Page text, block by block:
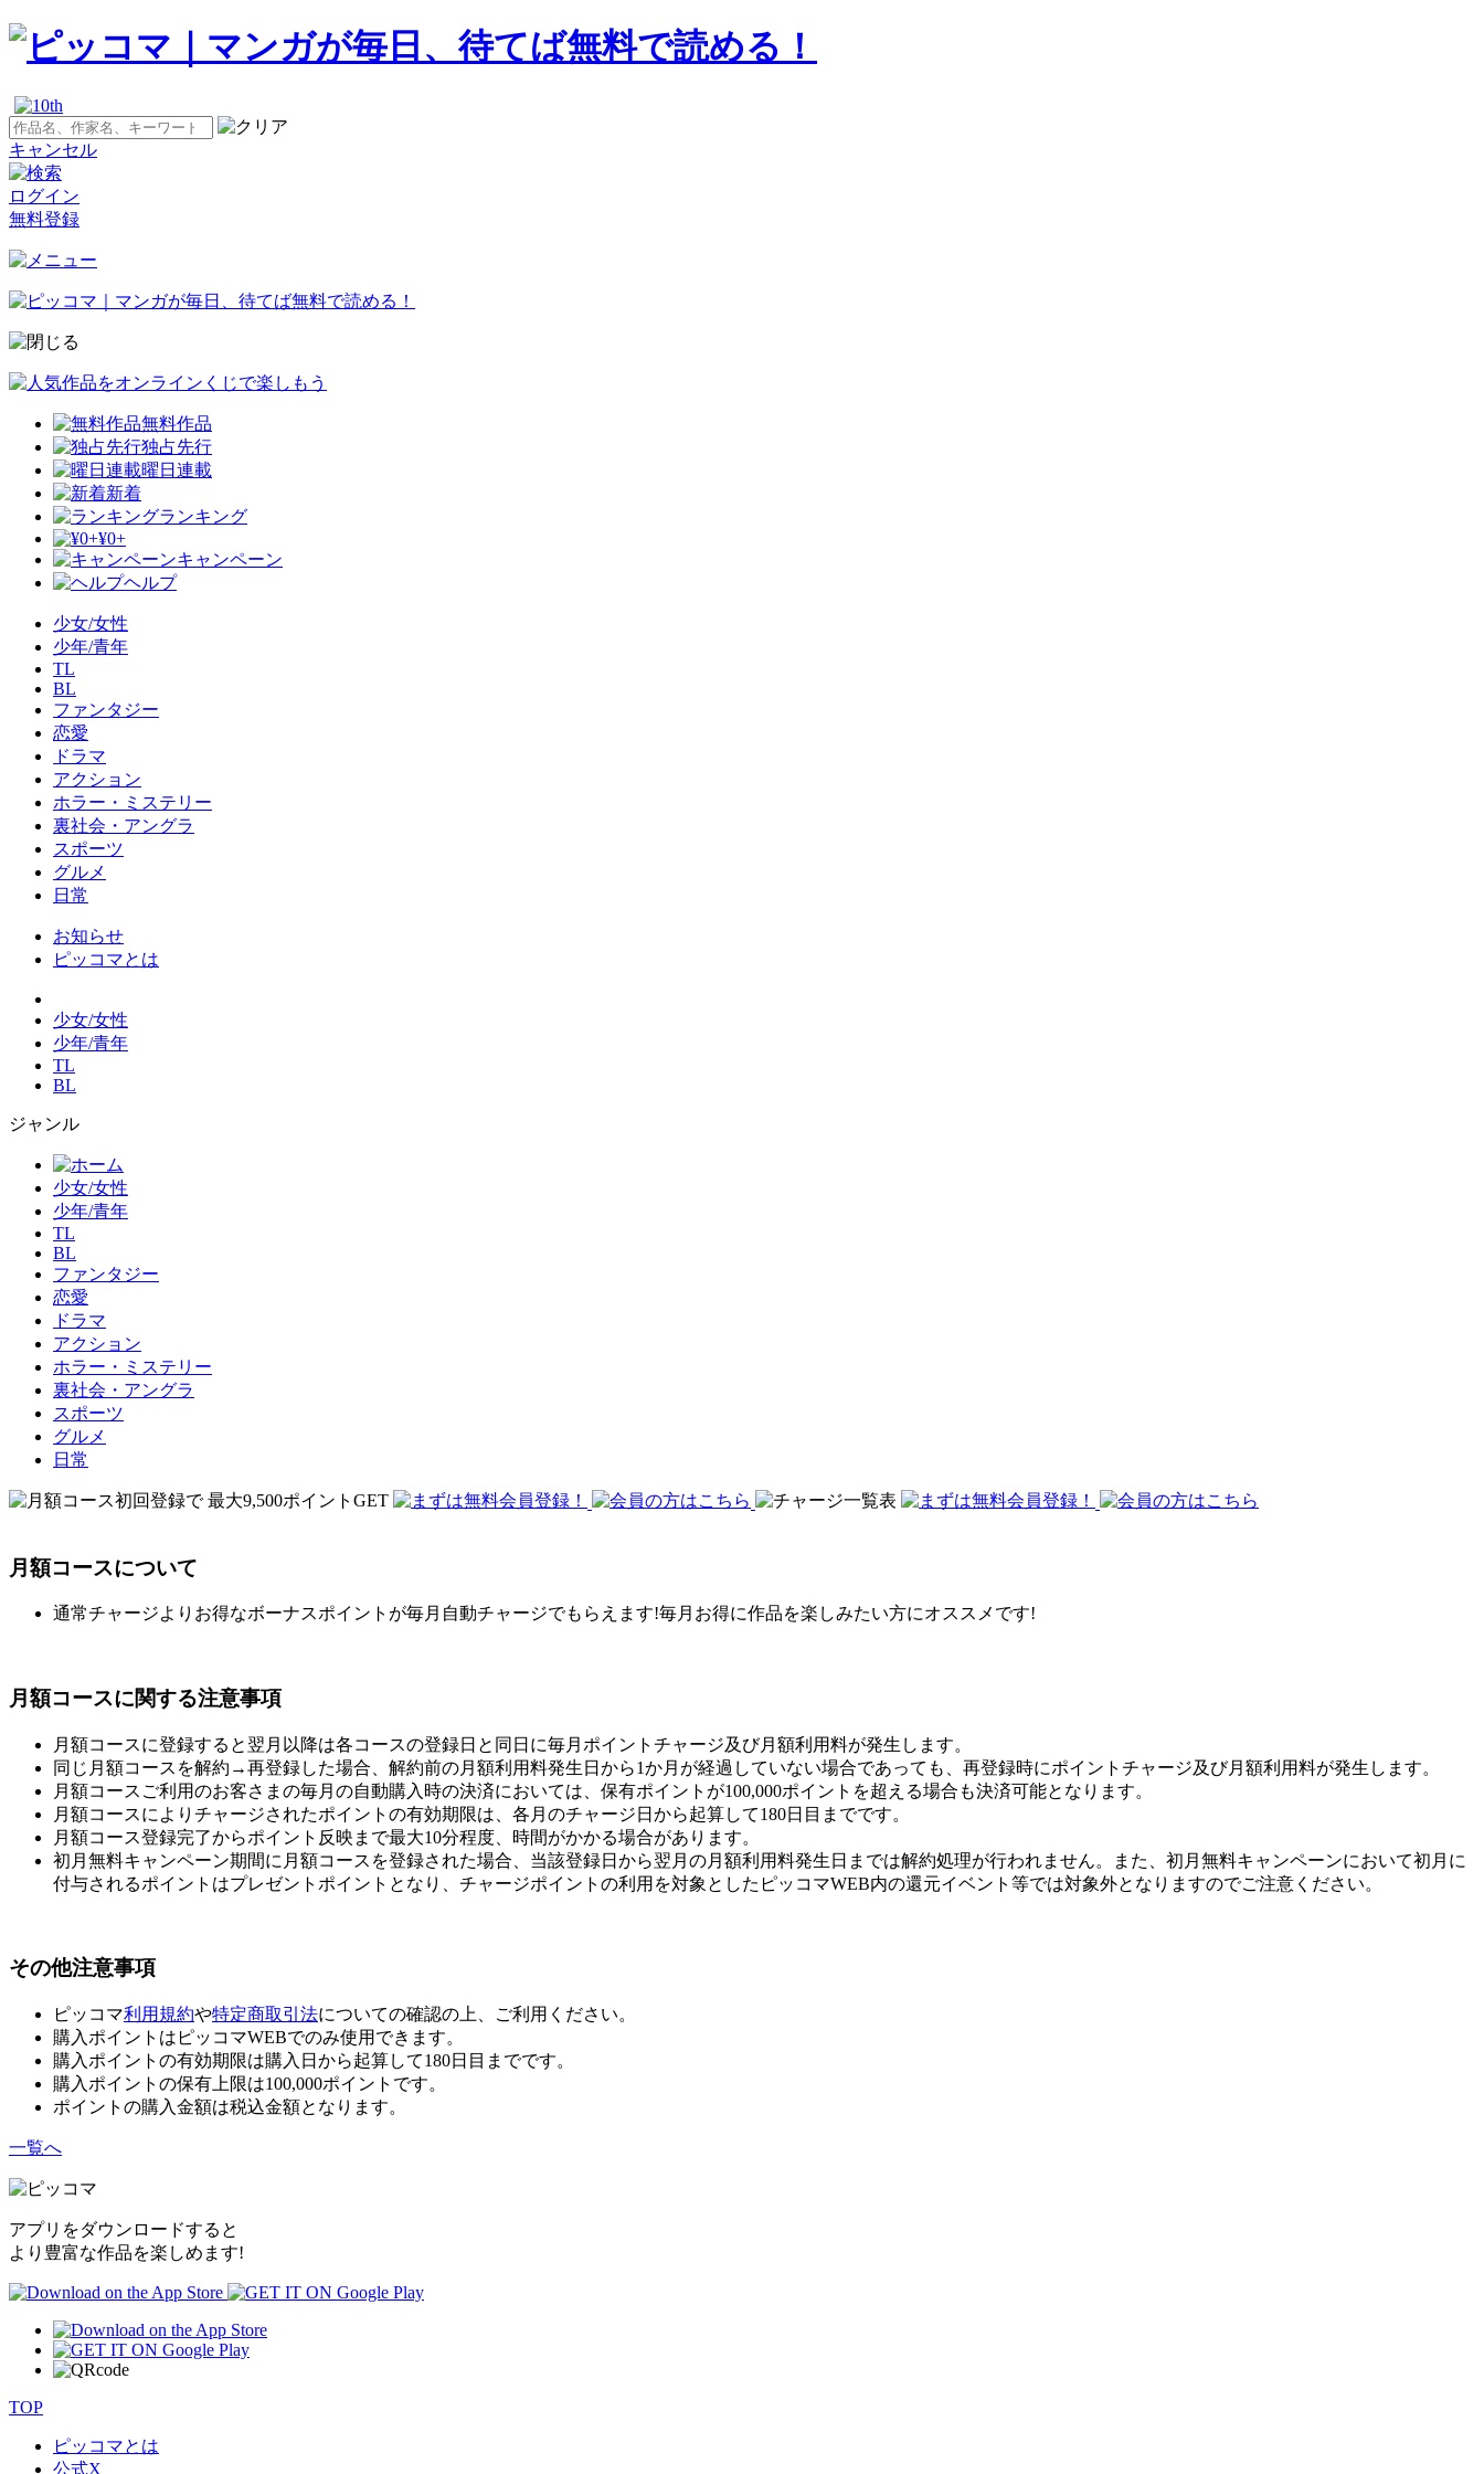
キャンセル
ログイン
無料登録
無料作品
独占先行
曜日連載
新着
ランキング
¥0+
キャンペーン
ヘルプ
少女/女性
少年/青年
TL
BL
ファンタジー
恋愛
ドラマ
アクション
ホラー・ミステリー
裏社会・アングラ
スポーツ
グルメ
日常
お知らせ
ピッコマとは
少女/女性
少年/青年
TL
BL
ジャンル
少女/女性
少年/青年
TL
BL
ファンタジー
恋愛
ドラマ
アクション
ホラー・ミステリー
裏社会・アングラ
スポーツ
グルメ
日常
月額コースについて
通常チャージよりお得なボーナスポイントが毎月自動チャージでもらえます!毎月お得に作品を楽しみたい方にオススメです!
月額コースに関する注意事項
月額コースに登録すると翌月以降は各コースの登録日と同日に毎月ポイントチャージ及び月額利用料が発生します。
同じ月額コースを解約→再登録した場合、解約前の月額利用料発生日から1か月が経過していない場合であっても、再登録時にポイントチャージ及び月額利用料が発生します。
月額コースご利用のお客さまの毎月の自動購入時の決済においては、保有ポイントが100,000ポイントを超える場合も決済可能となります。
月額コースによりチャージされたポイントの有効期限は、各月のチャージ日から起算して180日目までです。
月額コース登録完了からポイント反映まで最大10分程度、時間がかかる場合があります。
初月無料キャンペーン期間に月額コースを登録された場合、当該登録日から翌月の月額利用料発生日までは解約処理が行われません。また、初月無料キャンペーンにおいて初月に
付与されるポイントはプレゼントポイントとなり、チャージポイントの利用を対象としたピッコマWEB内の還元イベント等では対象外となりますのでご注意ください。
その他注意事項
ピッコマ利用規約や特定商取引法についての確認の上、ご利用ください。
購入ポイントはピッコマWEBでのみ使用できます。
購入ポイントの有効期限は購入日から起算して180日目までです。
購入ポイントの保有上限は100,000ポイントです。
ポイントの購入金額は税込金額となります。
一覧へ
アプリをダウンロードすると
より豊富な作品を楽しめます!
TOP
ピッコマとは
公式X